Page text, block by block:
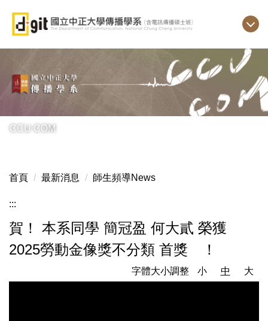
主
區
CCU COM
首頁 最新消息 師生頻導News
:::
賀！ 本系同學 簡冠盈 何大貳 榮獲
2025勞動金像獎不分類 首獎 ！
字體大小調整 小 中 大